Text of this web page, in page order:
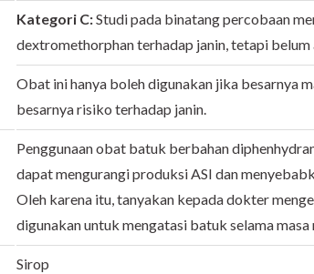
Kategori C:Studi pada binatang percobaan
dextromethorphan terhadap janin, tetapi
Obat ini hanya boleh digunakan jika besarnya
besarnya risiko terhadap janin.
Penggunaan obat batuk berbahan
dapat mengurangi produksi ASI dan
Oleh karena itu, tanyakan kepada dokter
digunakan untuk mengatasi batuk selama masa
Sirop